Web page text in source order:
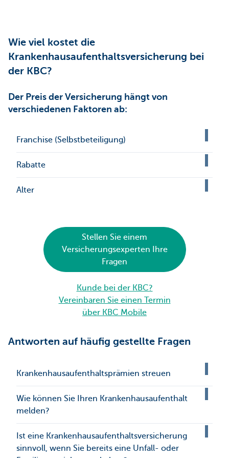
Wie viel kostet die
Krankenhausaufenthaltsversicherung bei
der KBC?
Der Preis der Versicherung hängt von
verschiedenen Faktoren ab:
Franchise (Selbstbeteiligung)
Rabatte
Alter
Stellen Sie einem
Versicherungsexperten Ihre
Fragen
Kunde bei der KBC?
Vereinbaren Sie einen Termin
über KBC Mobile
Antworten auf häufig gestellte Fragen
Krankenhausaufenthaltsprämien streuen
Wie können Sie Ihren Krankenhausaufenthalt
melden?
Ist eine Krankenhausaufenthaltsversicherung
sinnvoll, wenn Sie bereits eine Unfall- oder